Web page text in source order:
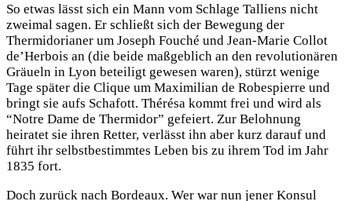
So etwas lässt sich ein Mann vom Schlage Talliens nicht
zweimal sagen. Er schließt sich der Bewegung der
Thermidorianer um Joseph Fouché und Jean-Marie Collot
de’Herbois an (die beide maßgeblich an den revolutionären
Gräueln in Lyon beteiligt gewesen waren), stürzt wenige
Tage später die Clique um Maximilian de Robespierre und
bringt sie aufs Schafott. Thérésa kommt frei und wird als
“Notre Dame de Thermidor” gefeiert. Zur Belohnung
heiratet sie ihren Retter, verlässt ihn aber kurz darauf und
führt ihr selbstbestimmtes Leben bis zu ihrem Tod im Jahr
1835 fort.
Doch zurück nach Bordeaux. Wer war nun jener Konsul